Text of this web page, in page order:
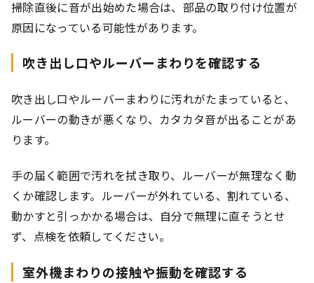
掃除直後に音が出始めた場合は、部品の取り付け位置が
原因になっている可能性があります。
吹き出し口やルーバーまわりを確認する
吹き出し口やルーバーまわりに汚れがたまっていると、
ルーバーの動きが悪くなり、カタカタ音が出ることがあ
ります。
手の届く範囲で汚れを拭き取り、ルーバーが無理なく動
くか確認します。ルーバーが外れている、割れている、
動かすと引っかかる場合は、自分で無理に直そうとせ
ず、点検を依頼してください。
室外機まわりの接触や振動を確認する